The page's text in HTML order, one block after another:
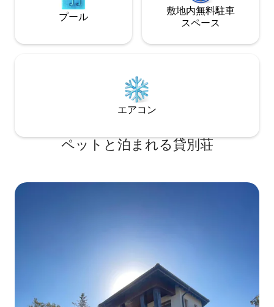
プール
敷地内無料駐⁠車
ス⁠ペ⁠ー⁠ス
エアコン
ペットと泊まれる貸別荘